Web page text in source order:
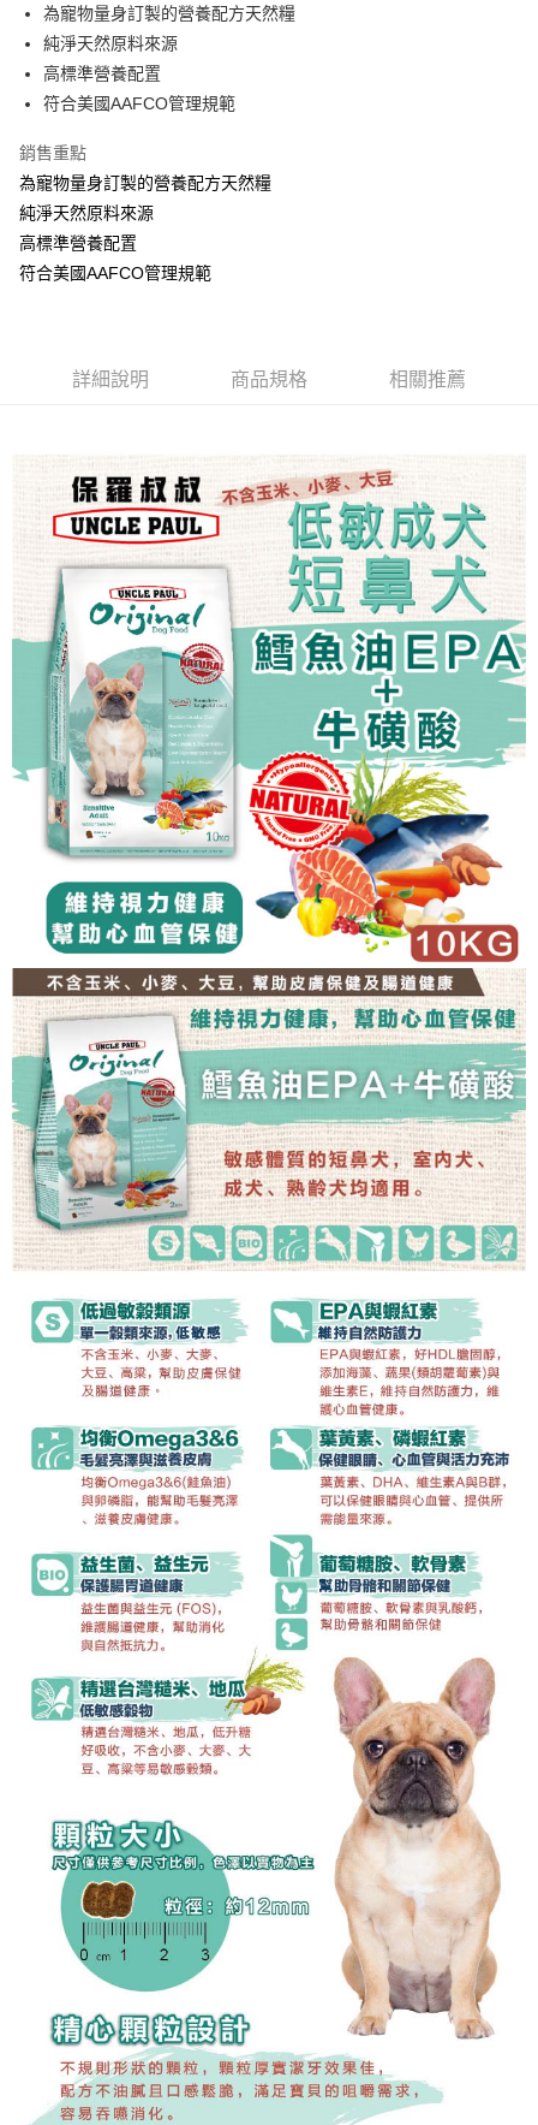
街口支付
悠遊付
ATM付款
運送方式
宅配
每筆NT$100，滿NT$1,000(含以上)免運費
為寵物量身訂製的營養配方天然糧
純淨天然原料來源
高標準營養配置
符合美國AAFCO管理規範
銷售重點
為寵物量身訂製的營養配方天然糧
純淨天然原料來源
高標準營養配置
符合美國AAFCO管理規範
詳細說明 商品規格 相關推薦